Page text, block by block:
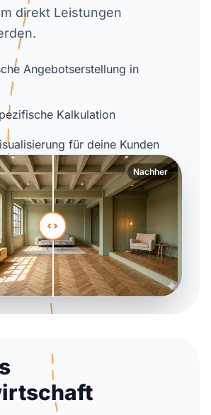
direkt Leistungen
Angebotserstellung in
Kalkulation
für deine Kunden
Nachher